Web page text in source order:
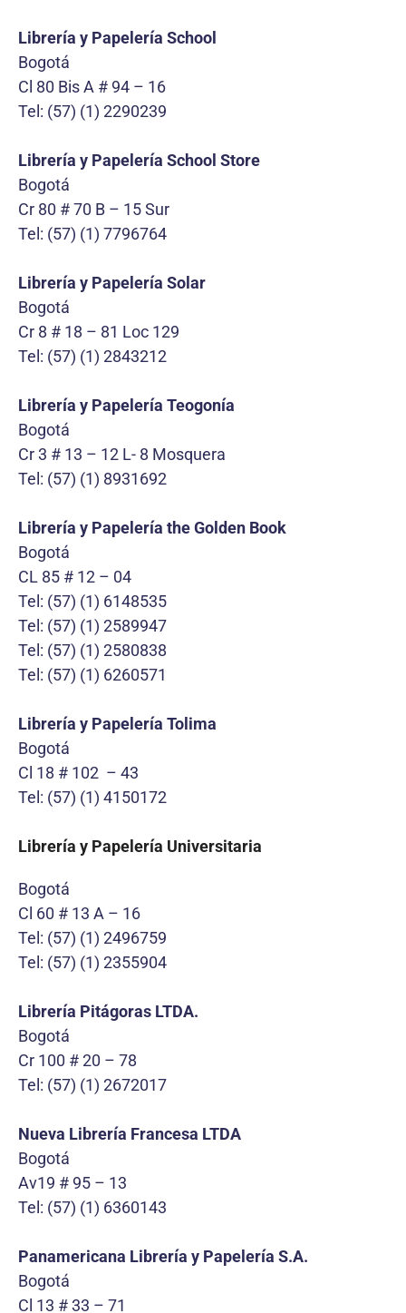
Librería y Papelería School
Bogotá
Cl 80 Bis A # 94 – 16
Tel: (57) (1) 2290239
Librería y Papelería School Store
Bogotá
Cr 80 # 70 B – 15 Sur
Tel: (57) (1) 7796764
Librería y Papelería Solar
Bogotá
Cr 8 # 18 – 81 Loc 129
Tel: (57) (1) 2843212
Librería y Papelería Teogonía
Bogotá
Cr 3 # 13 – 12 L- 8 Mosquera
Tel: (57) (1) 8931692
Librería y Papelería the Golden Book
Bogotá
CL 85 # 12 – 04
Tel: (57) (1) 6148535
Tel: (57) (1) 2589947
Tel: (57) (1) 2580838
Tel: (57) (1) 6260571
Librería y Papelería Tolima
Bogotá
Cl 18 # 102 – 43
Tel: (57) (1) 4150172
Librería y Papelería Universitaria
Bogotá
Cl 60 # 13 A – 16
Tel: (57) (1) 2496759
Tel: (57) (1) 2355904
Librería Pitágoras LTDA.
Bogotá
Cr 100 # 20 – 78
Tel: (57) (1) 2672017
Nueva Librería Francesa LTDA
Bogotá
Av19 # 95 – 13
Tel: (57) (1) 6360143
Panamericana Librería y Papelería S.A.
Bogotá
Cl 13 # 33 – 71